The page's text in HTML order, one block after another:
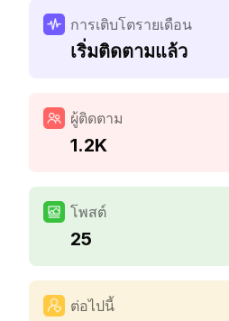
การเติบโตรายเดือน
เริ่มติดตามแล้ว
ผู้ติดตาม
1.2K
โพสต์
25
ต่อไปนี้